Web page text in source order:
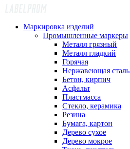
Маркировка изделий
Промышленные маркеры
Металл грязный
Металл гладкий
Горячая
Нержавеющая сталь
Бетон, кирпич
Асфальт
Пластмасса
Стекло, керамика
Резина
Бумага, картон
Дерево сухое
Дерево мокрое